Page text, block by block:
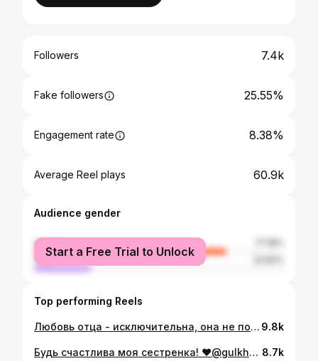
Followers 7.4k
Fake followers 25.55%
Engagement rate 8.38%
Average Reel plays 60.9k
Audience gender
female
male
Start a Free Trial to Unlock
Top performing Reels
Любовь отца - исключительна, она не похожа на любовь матерей, в ней мало слов, но она бесценна.🤍 9.8k
Будь счастлива моя сестренка! ❤️@gulkhanum_gasanovna_baxt Лучший видеограф @lek_creativestudio 8.7k